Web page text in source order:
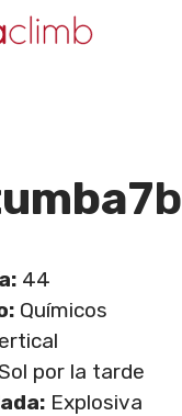
7b
44
Químicos
por la tarde
Explosiva